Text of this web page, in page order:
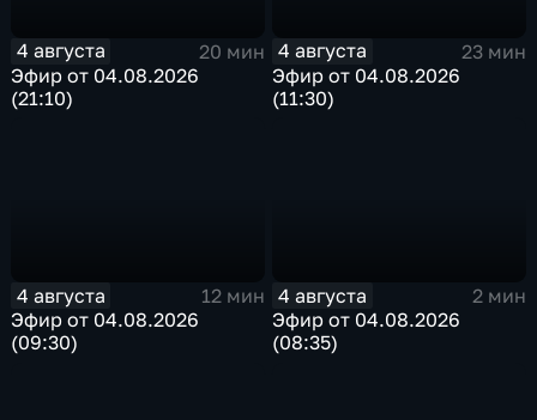
4 августа
20 мин
Эфир от 04.08.2026
(21:10)
4 августа
23 мин
Эфир от 04.08.2026
(11:30)
4 августа
12 мин
Эфир от 04.08.2026
(09:30)
4 августа
2 мин
Эфир от 04.08.2026
(08:35)